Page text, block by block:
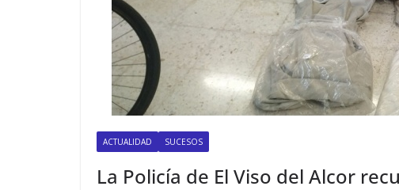
ACTUALIDAD SUCESOS
La Policía de El Viso del Alcor